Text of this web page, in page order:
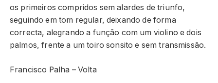
os primeiros compridos sem alardes de triunfo,
seguindo em tom regular, deixando de forma
correcta, alegrando a função com um violino e dois
palmos, frente a um toiro sonsito e sem transmissão.
Francisco Palha – Volta